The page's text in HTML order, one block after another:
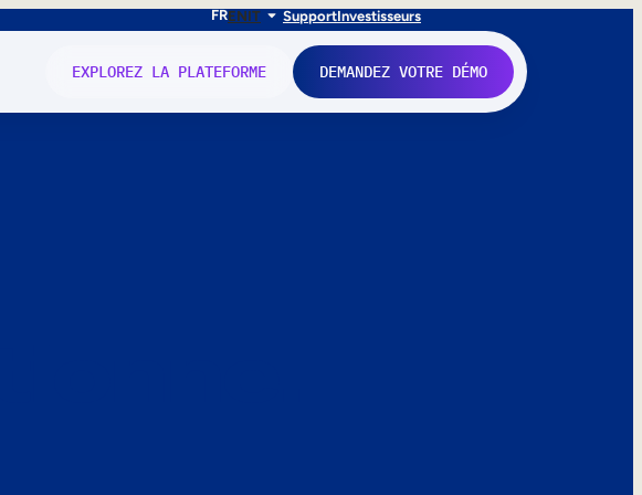
FRENIT SupportInvestisseurs
EXPLOREZ LA PLATEFORME DEMANDEZ VOTRE DÉMO